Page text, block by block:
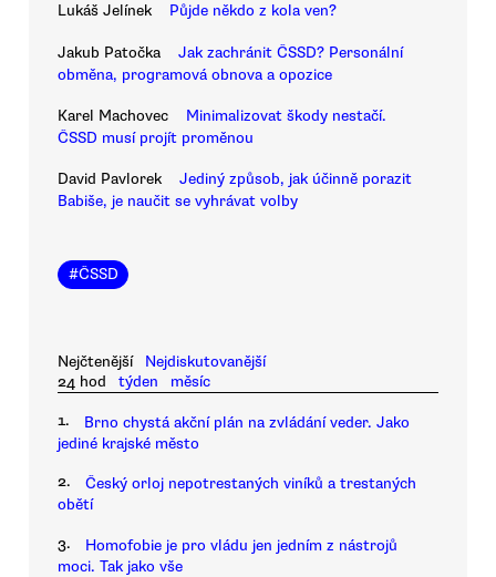
Lukáš Jelínek Půjde někdo z kola ven?
Jakub Patočka
Jak zachránit ČSSD? Personální
obměna, programová obnova a opozice
Karel Machovec
Minimalizovat škody nestačí.
ČSSD musí projít proměnou
David Pavlorek
Jediný způsob, jak účinně porazit
Babiše, je naučit se vyhrávat volby
#ČSSD
Nejčtenější
Nejdiskutovanější
24 hod
týden měsíc
1.
Brno chystá akční plán na zvládání veder. Jako
jediné krajské město
2.
Český orloj nepotrestaných viníků a trestaných
obětí
3.
Homofobie je pro vládu jen jedním z nástrojů
moci. Tak jako vše